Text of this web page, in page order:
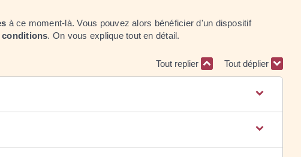
à ce moment-là. Vous pouvez alors bénéficier d'un dispositif
conditions. On vous explique tout en détail.
Tout replier Tout déplier